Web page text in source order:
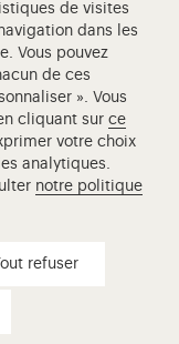
de Versailles
de visites
dans les
Vous pouvez
de ces
». Vous
cliquant surce
votre choix
analytiques.
notre politique
refuser